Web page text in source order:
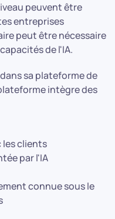
peuvent être
entreprises
peut être nécessaire
de l'IA.
sa plateforme de
intègre des
les clients
par l'IA
connue sous le